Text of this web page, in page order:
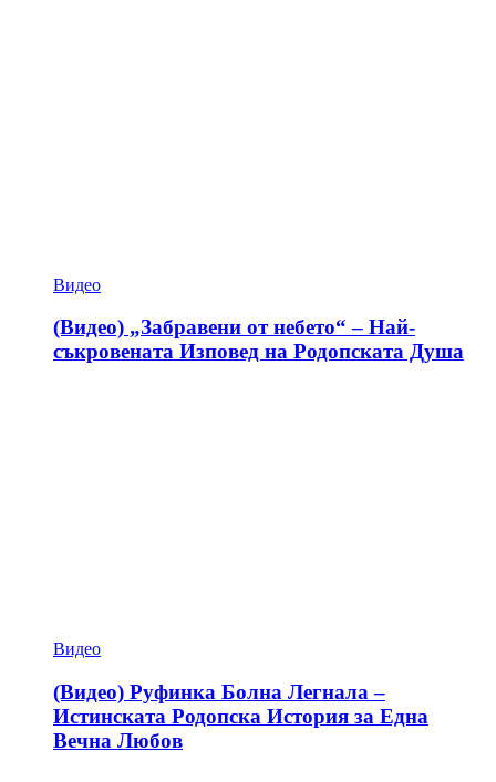
Видео
(Видео) „Забравени от небето“ – Най-
съкровената Изповед на Родопската Душа
Видео
(Видео) Руфинка Болна Легнала –
Истинската Родопска История за Една
Вечна Любов